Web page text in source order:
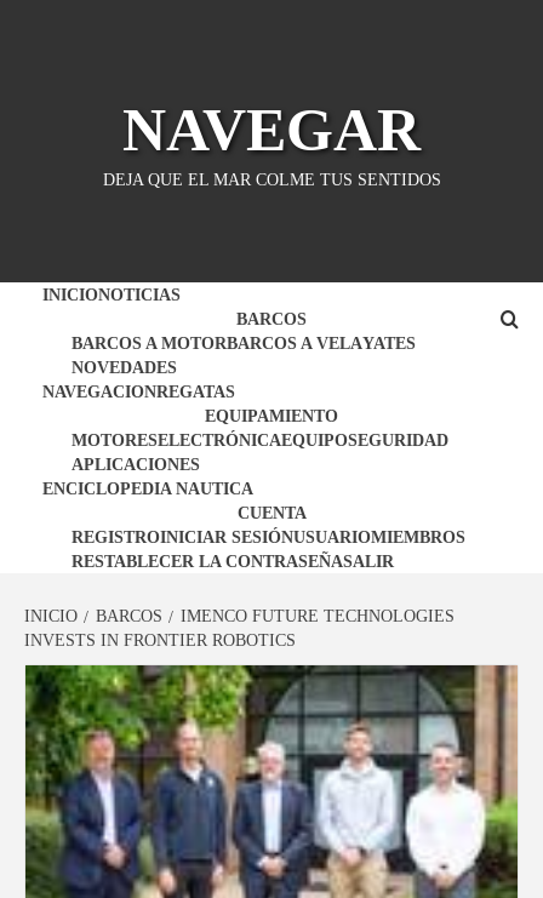
NAVEGAR
DEJA QUE EL MAR COLME TUS SENTIDOS
INICIONOTICIAS
BARCOS
BARCOS A MOTORBARCOS A VELAYATES
NOVEDADES
NAVEGACIONREGATAS
EQUIPAMIENTO
MOTORESELECTRÓNICAEQUIPOSEGURIDAD
APLICACIONES
ENCICLOPEDIA NAUTICA
CUENTA
REGISTROINICIAR SESIÓNUSUARIOMIEMBROS
RESTABLECER LA CONTRASEÑASALIR
INICIO BARCOS
IMENCO FUTURE TECHNOLOGIES
INVESTS IN FRONTIER ROBOTICS